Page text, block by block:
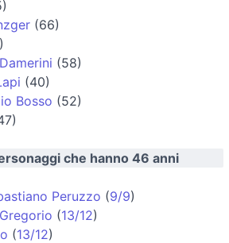
(66)
(58)
(40)
Bosso (52)
che hanno 46 anni
Peruzzo (9/9)
(13/12)
(13/12)